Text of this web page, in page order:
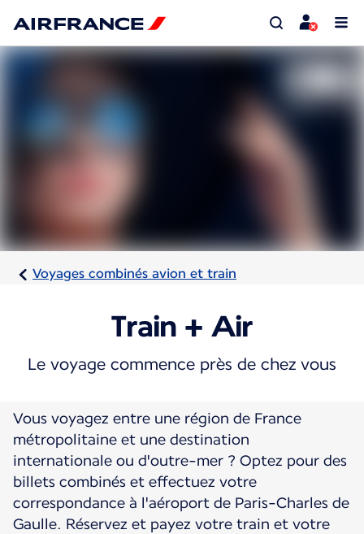
Voyages combinés avion et train
Train + Air
Le voyage commence près de chez vous
Vous voyagez entre une région de France
métropolitaine et une destination
internationale ou d'outre-mer ? Optez pour des
billets combinés et effectuez votre
correspondance à l'aéroport de Paris-Charles de
Gaulle. Réservez et payez votre train et votre